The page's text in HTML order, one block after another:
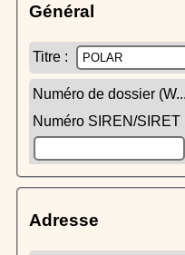
Général
Titre :
Numéro de dossier
Numéro SIREN/SIRET
Adresse